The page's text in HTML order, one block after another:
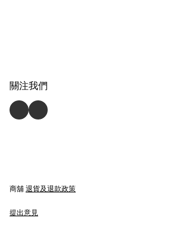
關注我們
商舖 退貨及退款政策
提出意見